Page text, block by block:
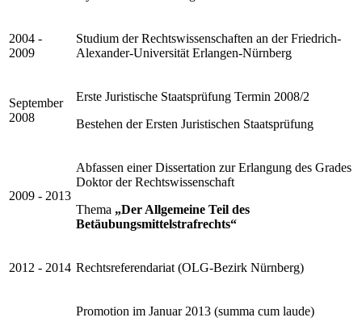
2004 -
2009
Studium der Rechtswissenschaften an der Friedrich-
Alexander-Universität Erlangen-Nürnberg
September
2008
Erste Juristische Staatsprüfung Termin 2008/2
Bestehen der Ersten Juristischen Staatsprüfung
2009 - 2013
Abfassen einer Dissertation zur Erlangung des Grades
Doktor der Rechtswissenschaft
Thema „Der Allgemeine Teil des
Betäubungsmittelstrafrechts“
2012 - 2014 Rechtsreferendariat (OLG-Bezirk Nürnberg)
Promotion im Januar 2013 (summa cum laude)